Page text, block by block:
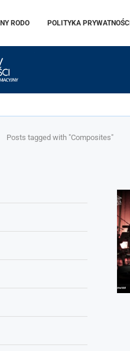
RODO POLITYKA PRYWATNOŚCI
Posts tagged with "Composites"